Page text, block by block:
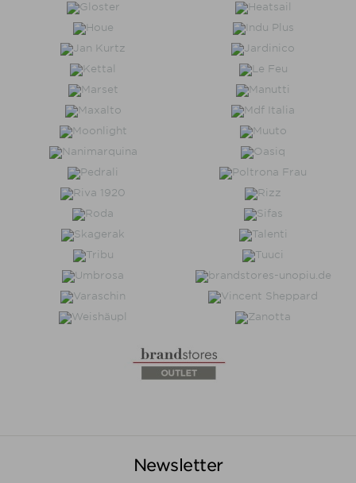
Newsletter